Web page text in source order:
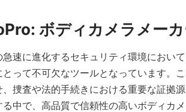
急速に進化するセキュリティ環境におい
とって不可欠なツールとなっています。
、捜査や法的手続きにおける重要な証拠
る中で、高品質で信頼性の高いボディカ